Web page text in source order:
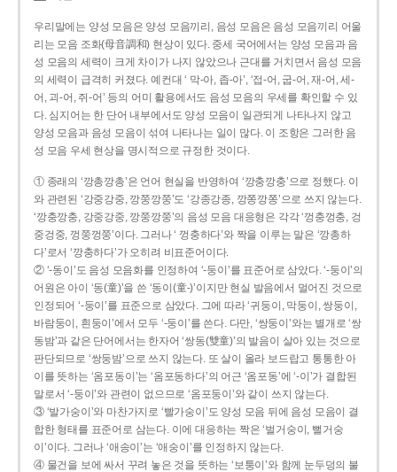
우리말에는 양성 모음은 양성 모음끼리, 음성 모음은 음성 모음끼리 어울
리는 모음 조화(母音調和) 현상이 있다. 중세 국어에서는 양성 모음과 음
성 모음의 세력이 크게 차이가 나지 않았으나 근대를 거치면서 음성 모음
의 세력이 급격히 커졌다. 예컨대 ‘ 막-아, 좁-아’, ‘접-어, 굽-어, 재-어, 세-
어, 괴-어, 쥐-어’ 등의 어미 활용에서도 음성 모음의 우세를 확인할 수 있
다. 심지어는 한 단어 내부에서도 양성 모음이 일관되게 나타나지 않고
양성 모음과 음성 모음이 섞여 나타나는 일이 많다. 이 조항은 그러한 음
성 모음 우세 현상을 명시적으로 규정한 것이다.
① 종래의 ‘깡총깡총’은 언어 현실을 반영하여 ‘깡충깡충’으로 정했다. 이
와 관련된 ‘강중강중, 깡쭝깡쭝’도 ‘강종강종, 깡쫑깡쫑’으로 쓰지 않는다.
‘깡충깡충, 강중강중, 깡쭝깡쭝’의 음성 모음 대응형은 각각 ‘껑충껑충, 겅
중겅중, 껑쭝껑쭝’이다. 그러나 ‘ 껑충하다’와 짝을 이루는 말은 ‘깡총하
다’로서 ‘깡충하다’가 오히려 비표준어이다.
② ‘-동이’도 음성 모음화를 인정하여 ‘-둥이’를 표준어로 삼았다. ‘-둥이’의
어원은 아이 ‘동(童)’을 쓴 ‘동이(童-)’이지만 현실 발음에서 멀어진 것으로
인정되어 ‘-둥이’를 표준으로 삼았다. 그에 따라 ‘귀둥이, 막둥이, 쌍둥이,
바람둥이, 흰둥이’에서 모두 ‘-둥이’를 쓴다. 다만, ‘쌍둥이’와는 별개로 ‘쌍
동밤’과 같은 단어에서는 한자어 ‘쌍동(雙童)’의 발음이 살아 있는 것으로
판단되므로 ‘쌍둥밤’으로 쓰지 않는다. 또 살이 올라 보드랍고 통통한 아
이를 뜻하는 ‘옴포동이’는 ‘옴포동하다’의 어근 ‘옴포동’에 ‘-이’가 결합된
말로서 ‘-둥이’와 관련이 없으므로 ‘옴포둥이’와 같이 쓰지 않는다.
③ ‘발가숭이’와 마찬가지로 ‘빨가숭이’도 양성 모음 뒤에 음성 모음이 결
합한 형태를 표준어로 삼는다. 이에 대응하는 짝은 ‘벌거숭이, 뻘거숭
이’이다. 그러나 ‘애송이’는 ‘애숭이’를 인정하지 않는다.
④ 물건을 보에 싸서 꾸려 놓은 것을 뜻하는 ‘보퉁이’와 함께 눈두덩의 불